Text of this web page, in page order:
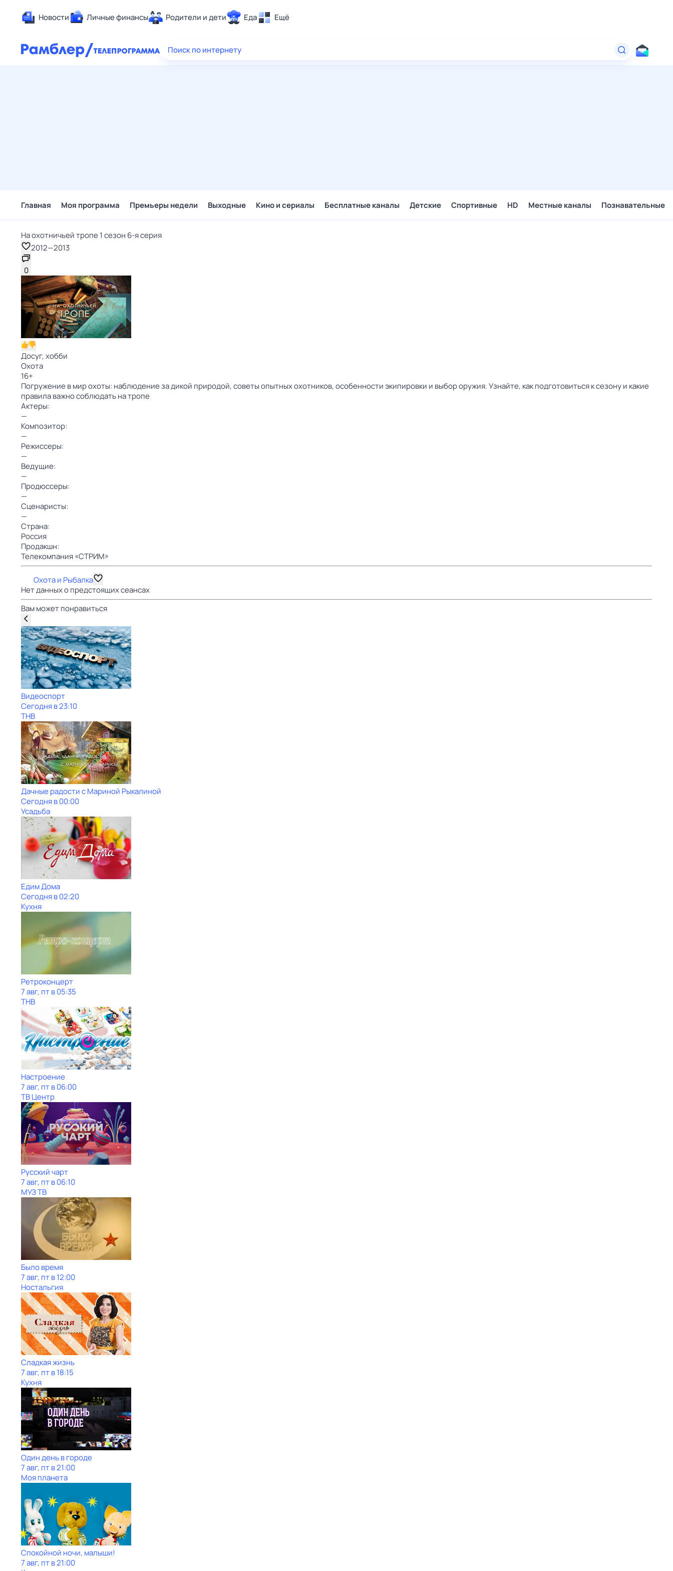
Новости Личные финансы Родители и дети Еда Ещё
Здоровье
Поиск по интернету
Главная Моя программа Премьеры недели Выходные Кино и сериалы Бесплатные каналы Детские Спортивные HD Местные каналы Познавательные
На охотничьей тропе 1 сезон 6-я серия
2012—2013
0
Досуг, хобби
Охота
16+
Погружение в мир охоты: наблюдение за дикой природой, советы опытных охотников, особенности экипировки и выбор оружия. Узнайте, как подготовиться к сезону и какие
правила важно соблюдать на тропе
Актеры:
—
Композитор:
—
Режиссеры:
—
Ведущие:
—
Продюссеры:
—
Сценаристы:
—
Страна:
Россия
Продакшн:
Телекомпания «СТРИМ»
Охота и Рыбалка
Нет данных о предстоящих сеансах
Вам может понравиться
Видеоспорт
Сегодня в 23:10
ТНВ
Дачные радости с Мариной Рыкалиной
Сегодня в 00:00
Усадьба
Едим Дома
Сегодня в 02:20
Кухня
Ретроконцерт
7 авг, пт в 05:35
ТНВ
Настроение
7 авг, пт в 06:00
ТВ Центр
Рycский чарт
7 авг, пт в 06:10
МУЗ ТВ
Было время
7 авг, пт в 12:00
Ностальгия
Сладкая жизнь
7 авг, пт в 18:15
Кухня
Один день в городе
7 авг, пт в 21:00
Моя планета
Спокойной ночи, малыши!
7 авг, пт в 21:00